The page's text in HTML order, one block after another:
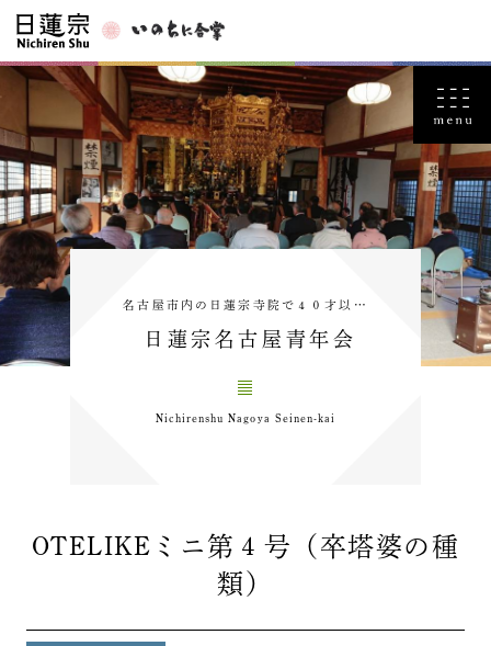
名古屋市内の日蓮宗寺院で４０才以…
日蓮宗名古屋青年会
Nichirenshu Nagoya Seinen-kai
OTELIKEミニ第４号（卒塔婆の種
類）